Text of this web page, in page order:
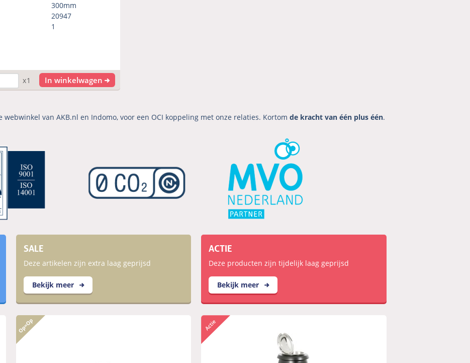
300mm
20947
1
x1 In winkelwagen
van AKB.nl en Indomo, voor een OCI koppeling met onze relaties. Kortom de kracht van één plus één.
SALE
Deze artikelen zijn extra laag geprijsd
Bekijk meer
ACTIE
Deze producten zijn tijdelijk laag geprijsd
Bekijk meer